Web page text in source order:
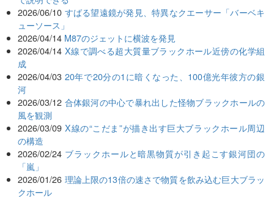
2026/06/10 すばる望遠鏡が発見、特異なクエーサー「バーベキ
ューソース」
2026/04/14 M87のジェットに横波を発見
2026/04/14 X線で調べる超大質量ブラックホール近傍の化学組
成
2026/04/03 20年で20分の1に暗くなった、100億光年彼方の銀
河
2026/03/12 合体銀河の中心で暴れ出した怪物ブラックホールの
風を観測
2026/03/09 X線の“こだま”が描き出す巨大ブラックホール周辺
の構造
2026/02/24 ブラックホールと暗黒物質が引き起こす銀河団の
「嵐」
2026/01/26 理論上限の13倍の速さで物質を飲み込む巨大ブラッ
クホール